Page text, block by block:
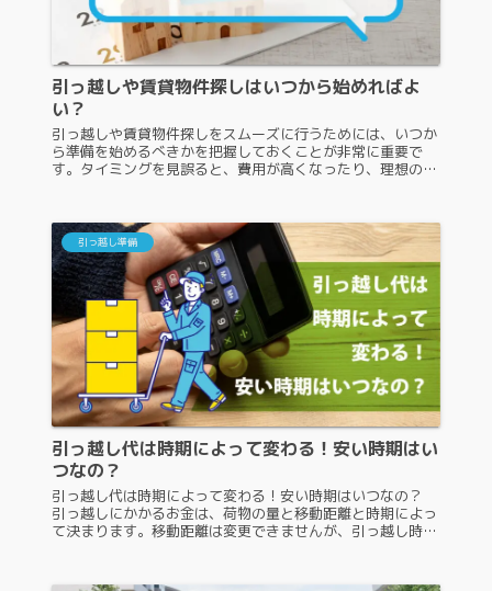
引っ越しや賃貸物件探しはいつから始めればよ
い？
引っ越しや賃貸物件探しをスムーズに行うためには、いつか
ら準備を始めるべきかを把握しておくことが非常に重要で
す。タイミングを見誤ると、費用が高くなったり、理想の物
引っ越し準備
引っ越し代は時期によって変わる！安い時期はい
つなの？
引っ越し代は時期によって変わる！安い時期はいつなの？
引っ越しにかかるお金は、荷物の量と移動距離と時期によっ
て決まります。移動距離は変更できませんが、引っ越し時期